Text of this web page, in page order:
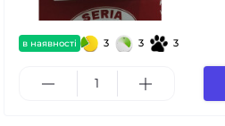
в наявності 3 3 3